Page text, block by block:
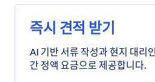
즉시 견적 받기
AI 기반 서류 작성과 현지 대리
간 정액 요금으로 제공합니다.